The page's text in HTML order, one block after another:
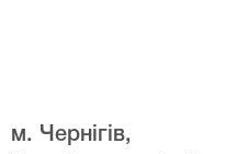
м. Чернігів,